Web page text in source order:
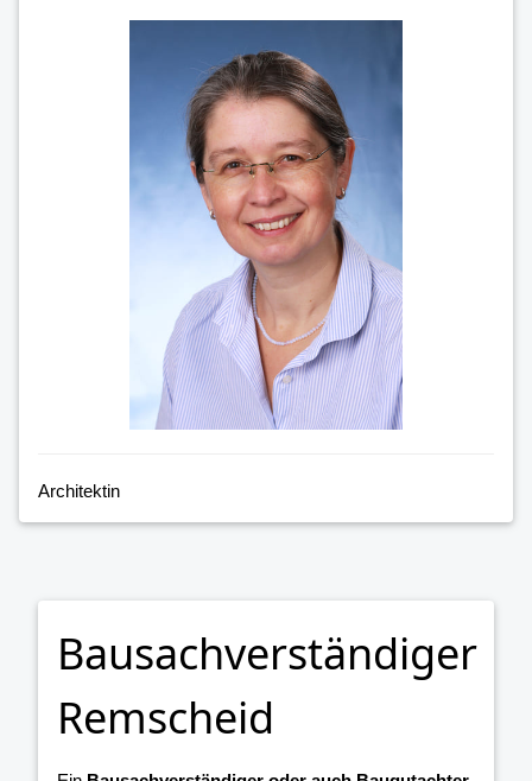
Architektin
Bausachverständiger
Remscheid